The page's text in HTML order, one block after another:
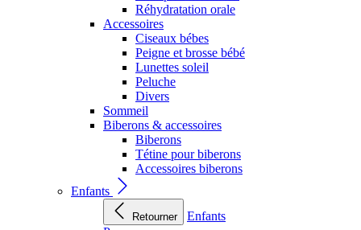
Réhydratation orale
Accessoires
Ciseaux bébes
Peigne et brosse bébé
Lunettes soleil
Peluche
Divers
Sommeil
Biberons & accessoires
Biberons
Tétine pour biberons
Accessoires biberons
Enfants
Retourner
Enfants